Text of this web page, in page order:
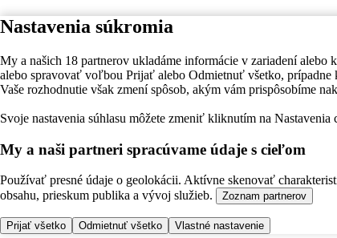
Nastavenia súkromia
My a našich 18 partnerov ukladáme informácie v zariadení
alebo spravovať voľbou Prijať alebo Odmietnuť všetko,
Vaše rozhodnutie však zmení spôsob, akým vám prispôsobíme
Svoje nastavenia súhlasu môžete zmeniť kliknutím na Nastavenia
My a naši partneri spracúvame údaje s cieľom
Používať presné údaje o geolokácii. Aktívne skenovať
obsahu, prieskum publika a vývoj služieb.
Zoznam partnerov
Prijať všetko Odmietnuť všetko Vlastné nastavenie